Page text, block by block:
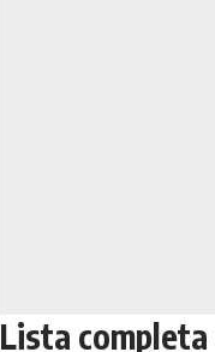
Lista completa